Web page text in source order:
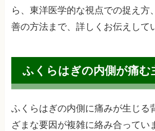
ら、東洋医学的な視点での捉え方
善の方法まで、詳しくお伝えして
ふくらはぎの内側が痛む
ふくらはぎの内側に痛みが生じる
ざまな要因が複雑に絡み合ってい